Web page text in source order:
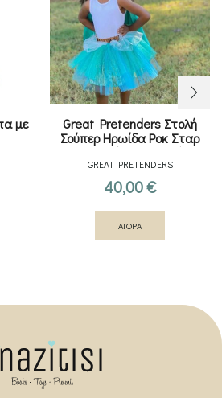
με
Great Pretenders Στολή
Σούπερ Ηρωίδα Ροκ Σταρ
Τιρκουάζ Μπρονζέ
GREAT PRETENDERS
40,00€
ΑΓΟΡΑ